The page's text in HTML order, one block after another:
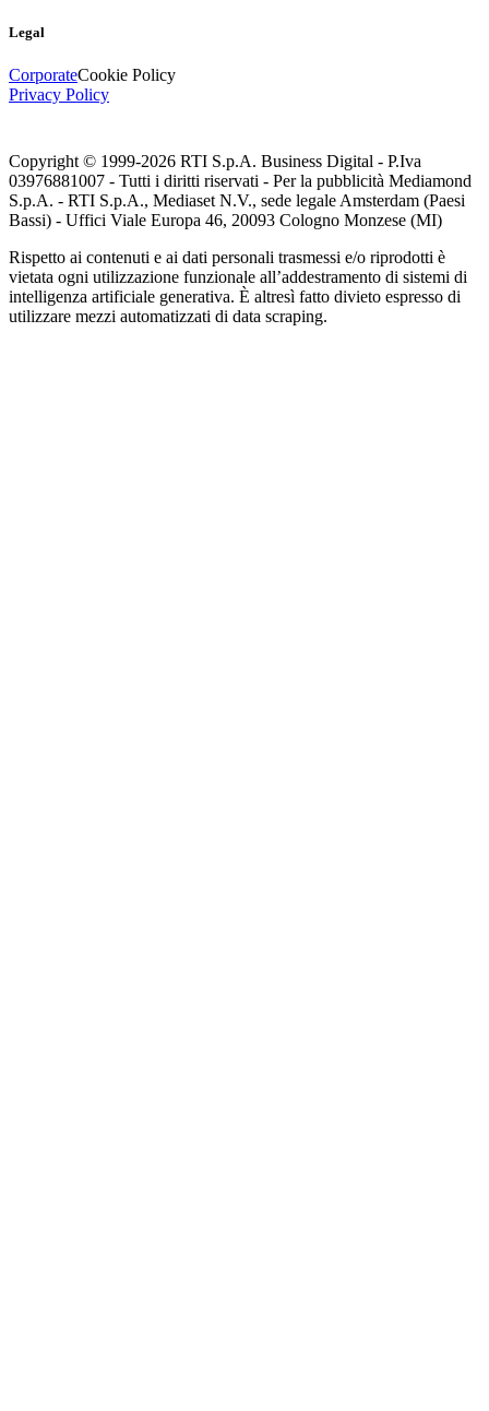
Legal
CorporateCookie Policy
Privacy Policy
Copyright © 1999-2026 RTI S.p.A. Business Digital - P.Iva
03976881007 - Tutti i diritti riservati - Per la pubblicità Mediamond
S.p.A. - RTI S.p.A., Mediaset N.V., sede legale Amsterdam (Paesi
Bassi) - Uffici Viale Europa 46, 20093 Cologno Monzese (MI)
Rispetto ai contenuti e ai dati personali trasmessi e/o riprodotti è
vietata ogni utilizzazione funzionale all’addestramento di sistemi di
intelligenza artificiale generativa. È altresì fatto divieto espresso di
utilizzare mezzi automatizzati di data scraping.